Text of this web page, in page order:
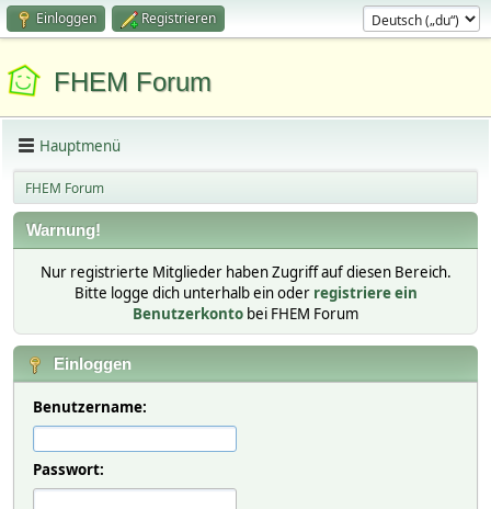
Einloggen Registrieren
FHEM Forum
Hauptmenü
FHEM Forum
Warnung!
Nur registrierte Mitglieder haben Zugriff auf diesen Bereich.
Bitte logge dich unterhalb ein oder registriere ein
Benutzerkonto bei FHEM Forum
Einloggen
Benutzername:
Passwort: